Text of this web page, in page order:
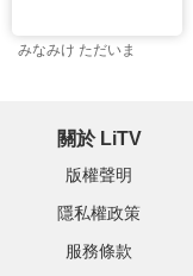
みなみけ ただいま
關於 LiTV
版權聲明
隱私權政策
服務條款